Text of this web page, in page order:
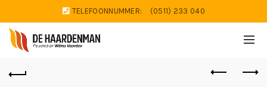
TELEFOONNUMMER: (0511) 233 040